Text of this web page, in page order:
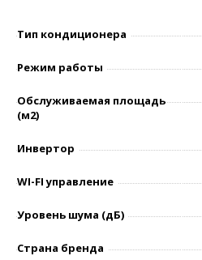
Тип кондиционера
Режим работы
Обслуживаемая площадь
(м2)
Инвертор
WI-FI управление
Уровень шумa (дБ)
Страна бренда